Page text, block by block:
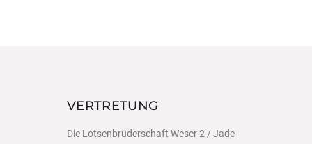
VERTRETUNG
Die Lotsenbrüderschaft Weser 2 / Jade